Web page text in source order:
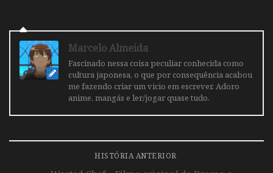
Marcelo Almeida
Fascinado nessa coisa peculiar conhecida como
cultura japonesa, o que por consequência acabou
me fazendo criar um vicio em escrever. Adoro
anime, mangás e ler/jogar quase tudo.
HISTÓRIA ANTERIOR